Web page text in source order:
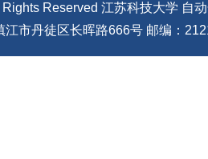
Reserved 江苏科技大学 自
江市丹徒区长晖路666号 邮编：